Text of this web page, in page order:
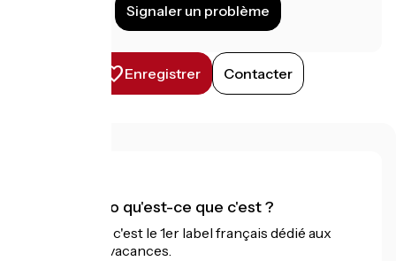
Signaler un problème
Enregistrer Contacter
Accueil Vélo qu'est-ce que c'est ?
Accueil Vélo c'est le 1er label français dédié aux
cyclistes en vacances.